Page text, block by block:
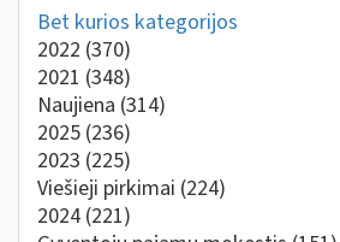
Bet kurios kategorijos
2022 (370)
2021 (348)
Naujiena (314)
2025 (236)
2023 (225)
Viešieji pirkimai (224)
2024 (221)